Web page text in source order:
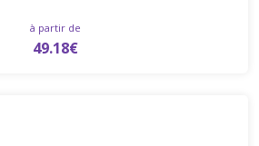
à partir de
49.18€